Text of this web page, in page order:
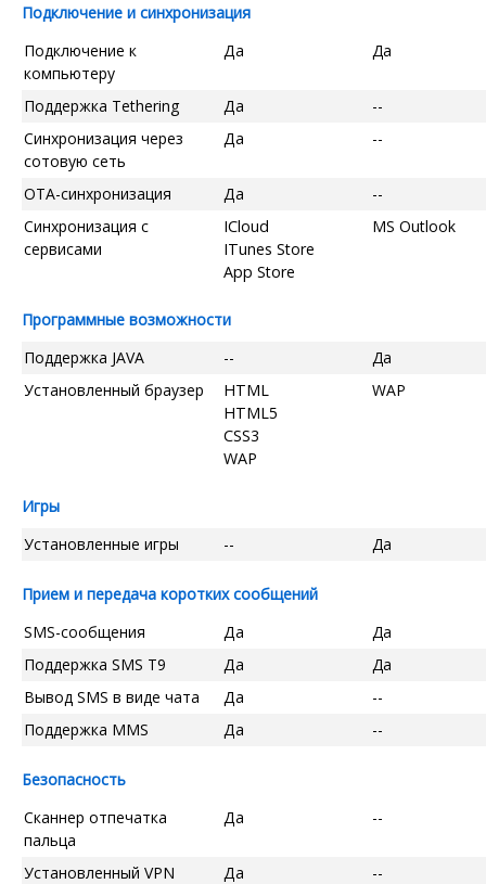
Подключение и синхронизация
Подключение к
компьютеру
Да Да
Поддержка Tethering Да
--
Синхронизация через
сотовую сеть
Да --
OTA-синхронизация Да
--
Синхронизация с
сервисами
ICloud
ITunes Store
App Store
MS Outlook
Программные возможности
Поддержка JAVA
--
Да
Установленный браузер
HTML
HTML5
CSS3
WAP
WAP
Игры
Установленные игры
-- Да
Прием и передача коротких сообщений
SMS-сообщения
Да
Да
Поддержка SMS T9
Да
Да
Вывод SMS в виде чата
Да
--
Поддержка MMS
Да --
Безопасность
Сканнер отпечатка
пальца
Да --
Установленный VPN Да --